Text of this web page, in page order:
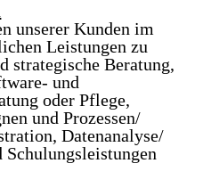
unserer Kunden im
Leistungen zu
strategische Beratung,
und
oder Pflege,
und Prozessen/
Datenanalyse/
Schulungsleistungen